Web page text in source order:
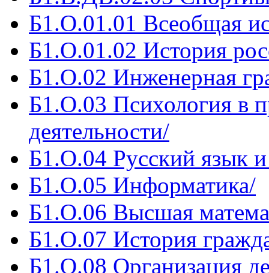
Б1.О.01.01 Всеобщая
Б1.О.01.02 История
Б1.О.02 Инженерная
Б1.О.03 Психология в
деятельности/
Б1.О.04 Русский язык
Б1.О.05 Информатика/
Б1.О.06 Высшая
Б1.О.07 История
Б1.О.08 Организация